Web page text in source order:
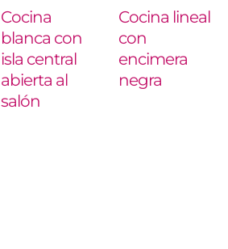
Cocina
blanca con
isla central
abierta al
salón
Cocina lineal
con
encimera
negra